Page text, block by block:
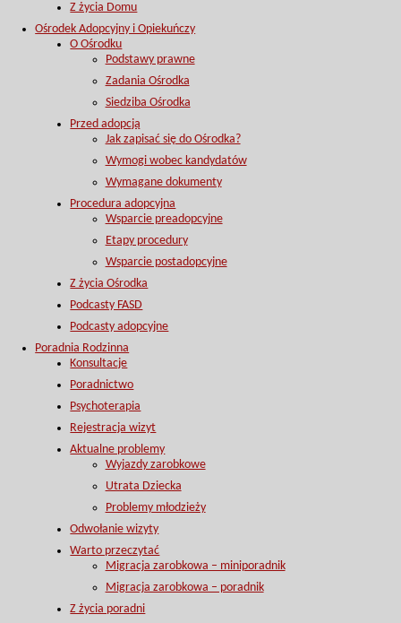
Z życia Domu
Ośrodek Adopcyjny i Opiekuńczy
O Ośrodku
Podstawy prawne
Zadania Ośrodka
Siedziba Ośrodka
Przed adopcją
Jak zapisać się do Ośrodka?
Wymogi wobec kandydatów
Wymagane dokumenty
Procedura adopcyjna
Wsparcie preadopcyjne
Etapy procedury
Wsparcie postadopcyjne
Z życia Ośrodka
Podcasty FASD
Podcasty adopcyjne
Poradnia Rodzinna
Konsultacje
Poradnictwo
Psychoterapia
Rejestracja wizyt
Aktualne problemy
Wyjazdy zarobkowe
Utrata Dziecka
Problemy młodzieży
Odwołanie wizyty
Warto przeczytać
Migracja zarobkowa – miniporadnik
Migracja zarobkowa – poradnik
Z życia poradni